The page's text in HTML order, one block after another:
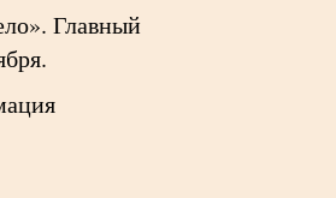
Главный